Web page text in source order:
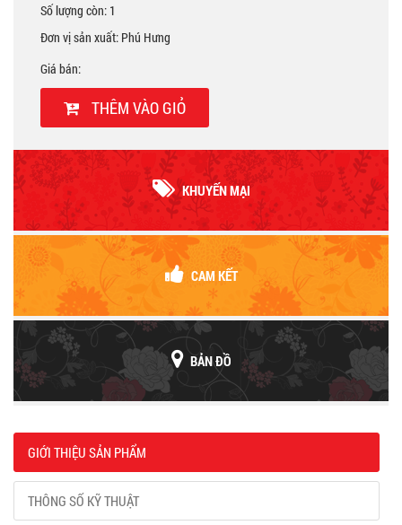
Số lượng còn: 1
Đơn vị sản xuất: Phú Hưng
Giá bán:
THÊM VÀO GIỎ
KHUYẾN MẠI
CAM KẾT
BẢN ĐỒ
GIỚI THIỆU SẢN PHẨM
THÔNG SỐ KỸ THUẬT